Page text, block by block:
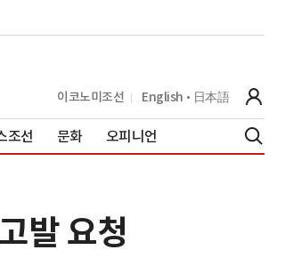
이코노미조선 English 日本語
조선 문화 오피니언
발 요청